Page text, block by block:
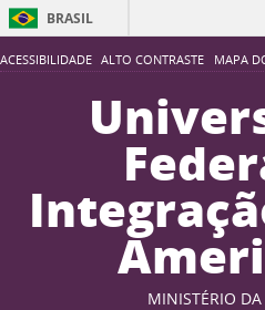
ACESSIBILIDADE ALTO CONTRASTE MAPA
BRASIL
MINISTÉRIO